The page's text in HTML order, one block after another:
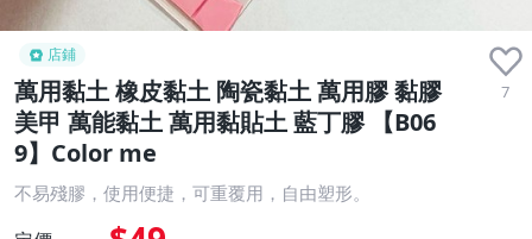
店鋪
萬用黏土 橡皮黏土 陶瓷黏土 萬用膠 黏膠
美甲 萬能黏土 萬用黏貼土 藍丁膠 【B06
9】Color me
7
不易殘膠，使用便捷，可重覆用，自由塑形。